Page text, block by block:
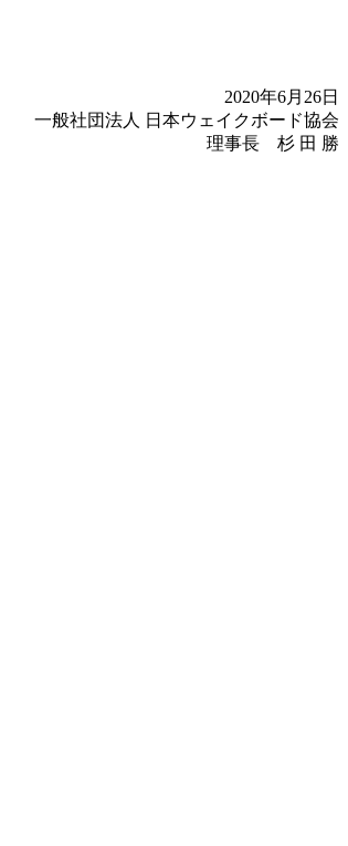
2020年6月26日
一般社団法人 日本ウェイクボード協会
理事長 杉 田 勝